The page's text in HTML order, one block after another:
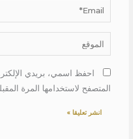
Email*
الموقع
احفظ اسمي، بريدي
المتصفح لاستخدامها المرة